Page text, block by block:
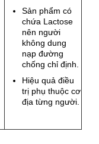
Sản phẩm có
chứa Lactose
nên người
không dung
nạp đường
chống chỉ định.
Hiệu quả điều
trị phụ thuộc cơ
địa từng người.